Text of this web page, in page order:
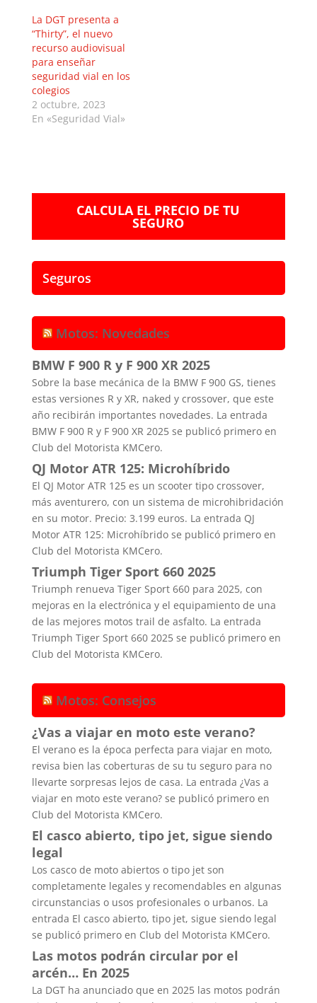
La DGT presenta a
“Thirty”, el nuevo
recurso audiovisual
para enseñar
seguridad vial en los
colegios
2 octubre, 2023
En «Seguridad Vial»
CALCULA EL PRECIO DE TU
SEGURO
Seguros
Motos: Novedades
BMW F 900 R y F 900 XR 2025
Sobre la base mecánica de la BMW F 900 GS, tienes
estas versiones R y XR, naked y crossover, que este
año recibirán importantes novedades. La entrada
BMW F 900 R y F 900 XR 2025 se publicó primero en
Club del Motorista KMCero.
QJ Motor ATR 125: Microhíbrido
El QJ Motor ATR 125 es un scooter tipo crossover,
más aventurero, con un sistema de microhibridación
en su motor. Precio: 3.199 euros. La entrada QJ
Motor ATR 125: Microhíbrido se publicó primero en
Club del Motorista KMCero.
Triumph Tiger Sport 660 2025
Triumph renueva Tiger Sport 660 para 2025, con
mejoras en la electrónica y el equipamiento de una
de las mejores motos trail de asfalto. La entrada
Triumph Tiger Sport 660 2025 se publicó primero en
Club del Motorista KMCero.
Motos: Consejos
¿Vas a viajar en moto este verano?
El verano es la época perfecta para viajar en moto,
revisa bien las coberturas de su tu seguro para no
llevarte sorpresas lejos de casa. La entrada ¿Vas a
viajar en moto este verano? se publicó primero en
Club del Motorista KMCero.
El casco abierto, tipo jet, sigue siendo
legal
Los casco de moto abiertos o tipo jet son
completamente legales y recomendables en algunas
circunstancias o usos profesionales o urbanos. La
entrada El casco abierto, tipo jet, sigue siendo legal
se publicó primero en Club del Motorista KMCero.
Las motos podrán circular por el
arcén… En 2025
La DGT ha anunciado que en 2025 las motos podrán